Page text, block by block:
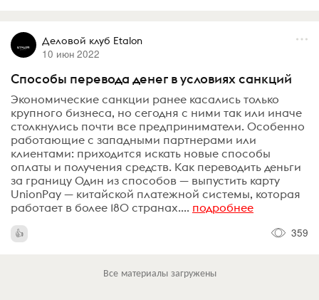
Деловой клуб Etalon
10 июн 2022
Способы перевода денег в условиях санкций
Экономические санкции ранее касались только
крупного бизнеса, но сегодня с ними так или иначе
столкнулись почти все предприниматели. Особенно
работающие с западными партнерами или
клиентами: приходится искать новые способы
оплаты и получения средств. Как переводить деньги
за границу Один из способов — выпустить карту
UnionPay — китайской платежной системы, которая
работает в более 180 странах.... подробнее
359
Все материалы загружены